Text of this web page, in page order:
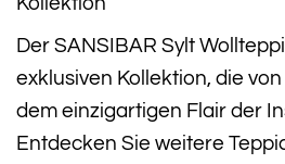
Der SANSIBAR Sylt
exklusiven Kollektion, die
dem einzigartigen Flair der
Entdecken Sie weitere